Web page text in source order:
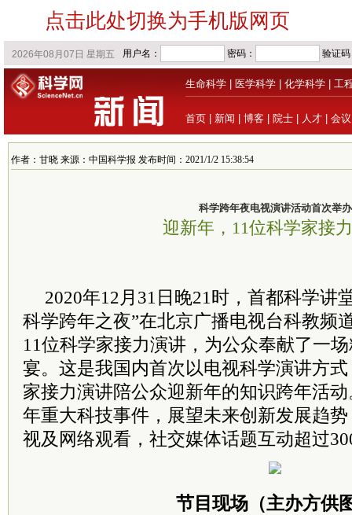
点击此处切换为手机版网页
生命科学 医学科学 化学科学 工
首页 新闻 博客 院士 人才 会议
作者：甘晓 来源：中国科学报 发布时间：2021/1/2 15:38:54
科学跨年夜电视演讲活动首次举办
迎新年，11位科学家接
2020年12月31日晚21时，首都科学
科学跨年之夜”在北京广播电视台科教频
11位科学家接力演讲，为公众奉献了一
宴。这是我国内首次以电视科学演讲方
家接力演讲陪公众迎新年的知识跨年活
年重大科技事件，展望未来创新发展趋
视及网络观看，社交媒体话题互动超过
节目现场（主办方供